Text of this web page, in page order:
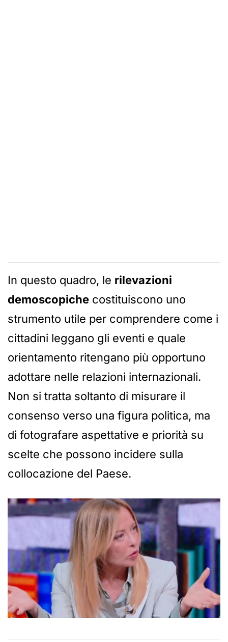
In questo quadro, le rilevazioni
demoscopiche costituiscono uno
strumento utile per comprendere come i
cittadini leggano gli eventi e quale
orientamento ritengano più opportuno
adottare nelle relazioni internazionali.
Non si tratta soltanto di misurare il
consenso verso una figura politica, ma
di fotografare aspettative e priorità su
scelte che possono incidere sulla
collocazione del Paese.